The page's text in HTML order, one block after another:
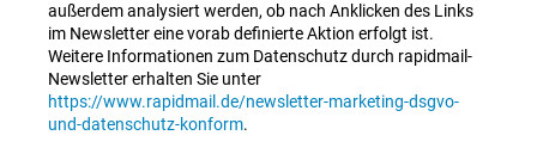
außerdem analysiert werden, ob nach Anklicken des Links
im Newsletter eine vorab definierte Aktion erfolgt ist.
Weitere Informationen zum Datenschutz durch rapidmail-
Newsletter erhalten Sie unter
https://www.rapidmail.de/newsletter-marketing-dsgvo-
und-datenschutz-konform.